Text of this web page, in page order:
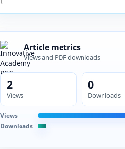
Article metrics
Views and PDF downloads
2
Views
0
Downloads
Views
Downloads